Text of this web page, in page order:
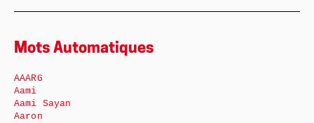
Mots Automatiques
AAARG
Aami
Aami Sayan
Aaron